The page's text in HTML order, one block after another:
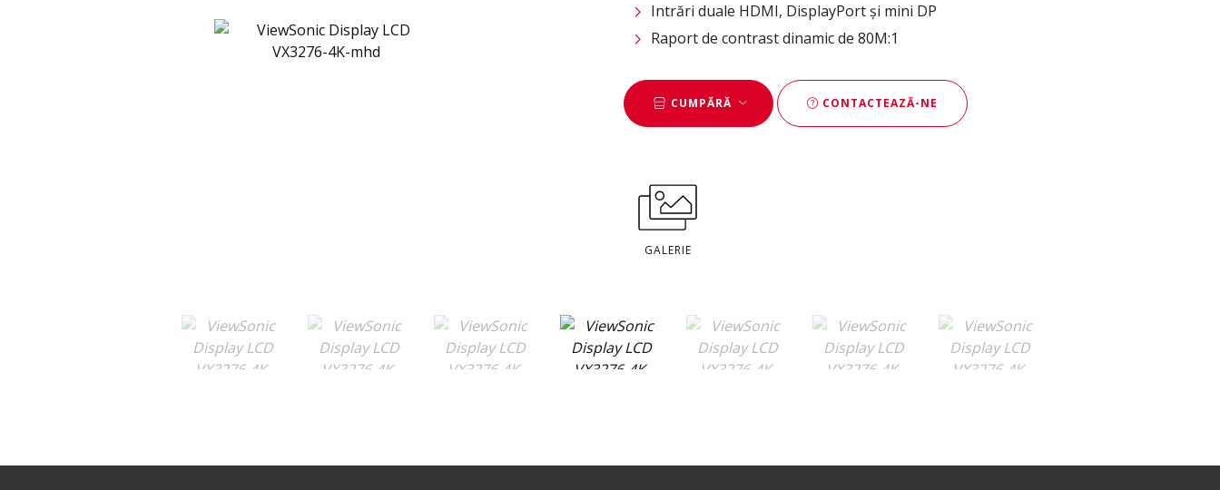
Intrări duale HDMI, DisplayPort și mini DP
Raport de contrast dinamic de 80M:1
CUMPĂRĂ CONTACTEAZĂ-NE
GALERIE